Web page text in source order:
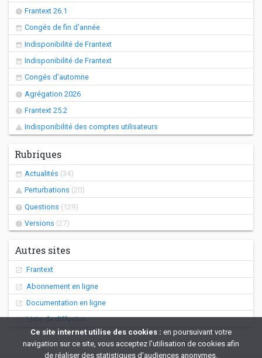
Ce site internet utilise des cookies : en poursuivant votre
navigation sur ce site, vous acceptez l'utilisation de cookies afin
de réaliser des statistiques d'audiences anonymes.
Frantext 26.1
Congés de fin d'année
Indisponibilité de Frantext
Indisponibilité de Frantext
Congés d'automne
Agrégation 2026
Frantext 25.2
Indisponibilité des comptes utilisateurs
Rubriques
Actualités (34)
Perturbations (20)
Questions (129)
Versions (27)
Autres sites
Frantext
Abonnement en ligne
Documentation en ligne
Liste de diffusion